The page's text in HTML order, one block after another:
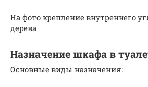
На фото крепление внутреннего
дерева
Назначение шкафа в
Основные виды назначения: